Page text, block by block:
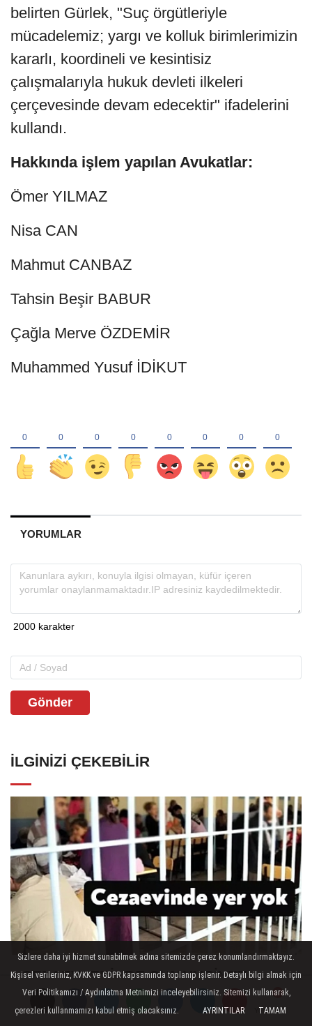
Yorumlar
Yorumlar
Yorumlar
belirten Gürlek, "Suç örgütleriyle
mücadelemiz; yargı ve kolluk birimlerimizin
kararlı, koordineli ve kesintisiz
çalışmalarıyla hukuk devleti ilkeleri
çerçevesinde devam edecektir" ifadelerini
kullandı.
Hakkında işlem yapılan Avukatlar:
Ömer YILMAZ
Nisa CAN
Mahmut CANBAZ
Tahsin Beşir BABUR
Çağla Merve ÖZDEMİR
Muhammed Yusuf İDİKUT
YORUMLAR
Gönder
İLGINIZI ÇEKEBILIR
CEZAEVLERİNDE CUMHURİYET
TARİHİNİN REKORU KIRILDI 433 BİN
520 KİŞİ VAR!
Sizlere daha iyi hizmet sunabilmek adına sitemizde çerez konumlandırmaktayız.
Kişisel verileriniz, KVKK ve GDPR kapsamında toplanıp işlenir. Detaylı bilgi almak için
Veri Politikamızı / Aydınlatma Metnimizi inceleyebilirsiniz. Sitemizi kullanarak,
çerezleri kullanmamızı kabul etmiş olacaksınız.
AYRINTILAR TAMAM